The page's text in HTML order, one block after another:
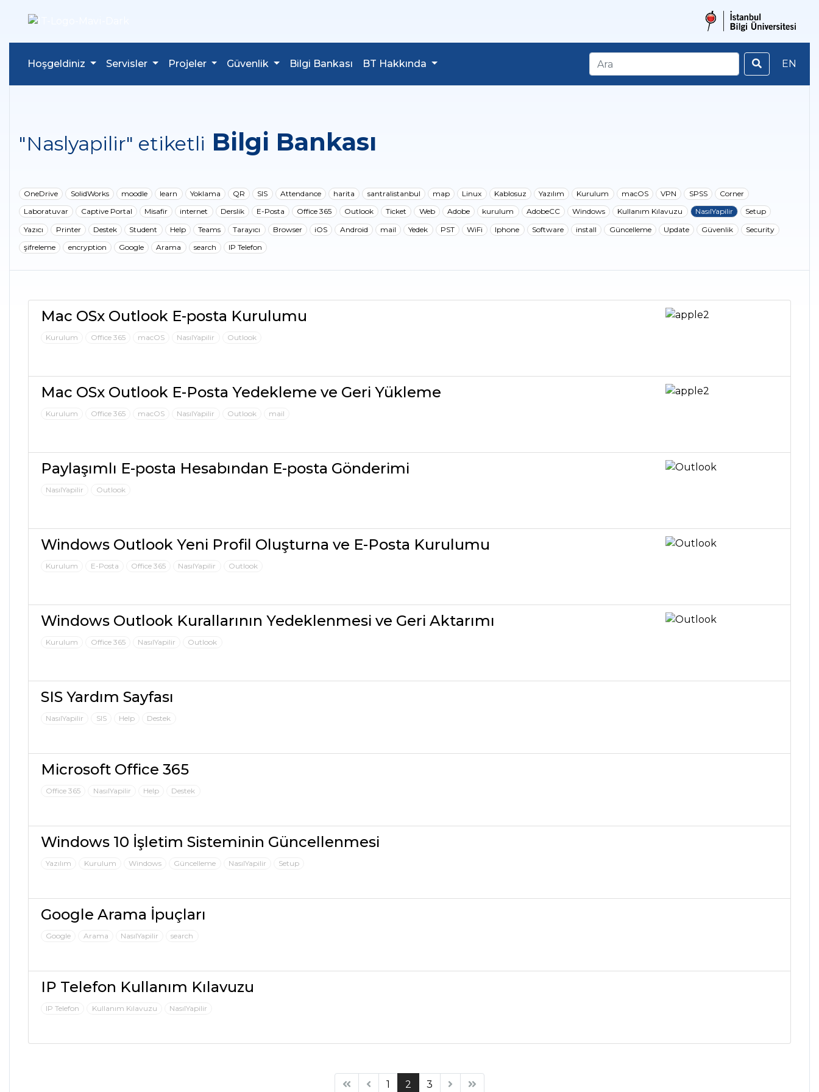
Hoşgeldiniz Servisler Projeler Güvenlik Bilgi Bankası BT Hakkında EN
"Naslyapilir" etiketli Bilgi Bankası
OneDrive SolidWorks moodle learn Yoklama QR SIS Attendance harita santralistanbul map Linux Kablosuz Yazılım Kurulum macOS VPN SPSS
Corner
Laboratuvar
Captive Portal Misafir internet Derslik E-Posta Office 365 Outlook Ticket Web Adobe kurulum AdobeCC Windows Kullanım Kılavuzu NasılYapilir
Setup
Yazıcı
Printer Destek Student Help Teams Tarayıcı Browser iOS Android mail Yedek PST WiFi Iphone Software install Güncelleme Update Güvenlik
Security
şifreleme
encryption Google Arama search IP Telefon
Mac OSx Outlook E-posta Kurulumu
Kurulum Office 365 macOS NasılYapilir Outlook
Mac OSx Outlook E-Posta Yedekleme ve Geri Yükleme
Kurulum Office 365 macOS NasılYapilir Outlook mail
Paylaşımlı E-posta Hesabından E-posta Gönderimi
NasılYapilir Outlook
Windows Outlook Yeni Profil Oluşturna ve E-Posta Kurulumu
Kurulum E-Posta Office 365 NasılYapilir Outlook
Windows Outlook Kurallarının Yedeklenmesi ve Geri Aktarımı
Kurulum Office 365 NasılYapilir Outlook
SIS Yardım Sayfası
NasılYapilir SIS Help Destek
Microsoft Office 365
Office 365 NasılYapilir Help Destek
Windows 10 İşletim Sisteminin Güncellenmesi
Yazılım Kurulum Windows Güncelleme NasılYapilir Setup
Google Arama İpuçları
Google Arama NasılYapilir search
IP Telefon Kullanım Kılavuzu
IP Telefon Kullanım Kılavuzu NasılYapilir
1 2 (current)
3